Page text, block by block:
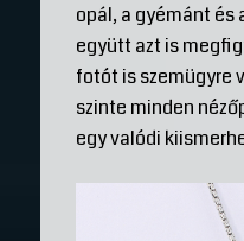
opál, a gyémánt és
együtt azt is
fotót is szemügyre
szinte minden
egy valódi